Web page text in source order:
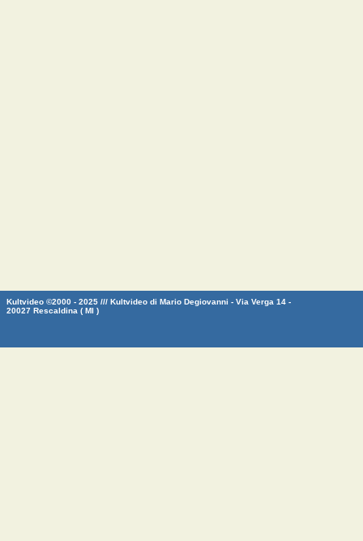
Kultvideo ©2000 - 2025 /// Kultvideo di Mario Degiovanni - Via Verga 14 -
20027 Rescaldina ( MI )